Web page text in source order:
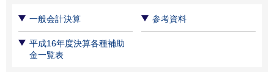
一般会計決算 参考資料
平成16年度決算各種補助
金一覧表